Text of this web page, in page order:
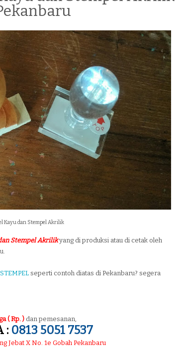
Kayu dan Stempel Akrilik
Stempel Akrilikyang di produksi atau di cetak oleh
STEMPEL seperti contoh diatas di Pekanbaru? segera
( Rp. ) dan pemesanan,
: 0813 5051 7537
Jebat X No. 1e Gobah Pekanbaru